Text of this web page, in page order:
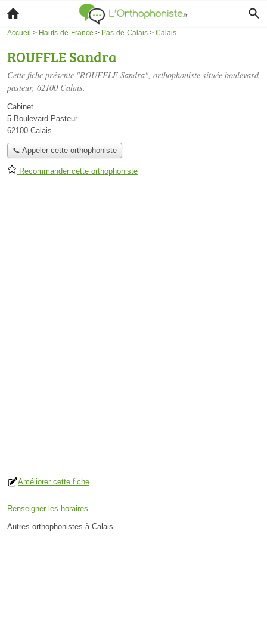
Accueil > Hauts-de-France > Pas-de-Calais > Calais
ROUFFLE Sandra
Cette fiche présente "ROUFFLE Sandra", orthophoniste située boulevard
pasteur, 62100 Calais.
Cabinet
5 Boulevard Pasteur
62100 Calais
📞 Appeler cette orthophoniste
Recommander cette orthophoniste
Améliorer cette fiche
Renseigner les horaires
Autres orthophonistes à Calais